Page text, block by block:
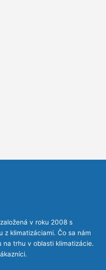
v roku 2008 s
z klimatizáciami. Čo sa nám
na trhu v oblasti klimatizácie.